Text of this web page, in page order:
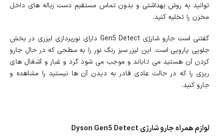
توانید به روش بهداشتی و بدون تماس مستقیم دست زباله های داخل
مخزن را تخلیه کنید.
گفتنی است جارو شارژی Gen5 Detect دارای نورپردازی لیزری در بخش
جلویی پارویی است. این لیزر سبز رنگ نور را به سطحی که در حال جارو
کردن آن هستید می ‌تاباند و موجب می‌ شود گرد و غبار و آشغال‌ های
ریزی را که در حالت عادی قادر به دیدن آن ‌ها نیستید را مشاهده و
جارو کنید.
لوازم همراه جارو شارژی Dyson Gen5 Detect